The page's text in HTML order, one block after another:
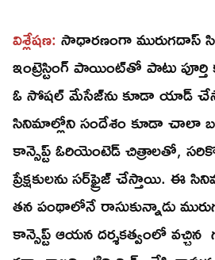
విశ్లేషణ: సాధారణంగా మురుగదాస్‌
ఇంట్రెస్టింగ్‌ పాయింట్‌తో పాటు
ఓ సోషల్‌ మేసేజ్‌ను కూడా యాడ్‌
సినిమాల్లోని సందేశం కూడా చాలా
కాన్సెప్ట్‌ ఓరియెంటెడ్‌ చిత్రాలతో,
ప్రేక్షకులను సర్‌ఫ్రైజ్‌ చేస్తాయి. ఈ
తన పంథాలోనే రాసుకున్నాడు
కాన్సెప్ట్‌ ఆయన దర్శకత్వంలో వచ్చిన